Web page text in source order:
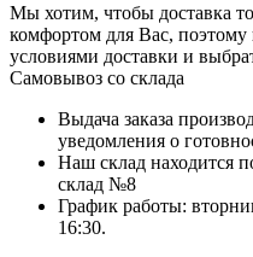
Мы хотим, чтобы доставка
комфортом для Вас, поэтому
условиями доставки и
Самовывоз со склада
Выдача заказа
уведомления о
Наш склад находится
склад №8
График работы:
16:30.